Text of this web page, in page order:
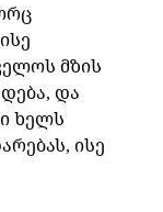
მზის
და
ხელს
ისე